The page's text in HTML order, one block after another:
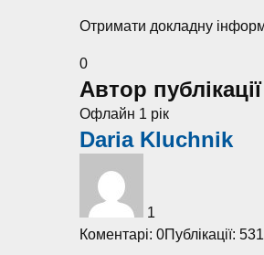
Отримати докладну
0
Автор публікації
Офлайн 1 рік
Daria Kluchnik
1
Коментарі: 0Публікації: 531